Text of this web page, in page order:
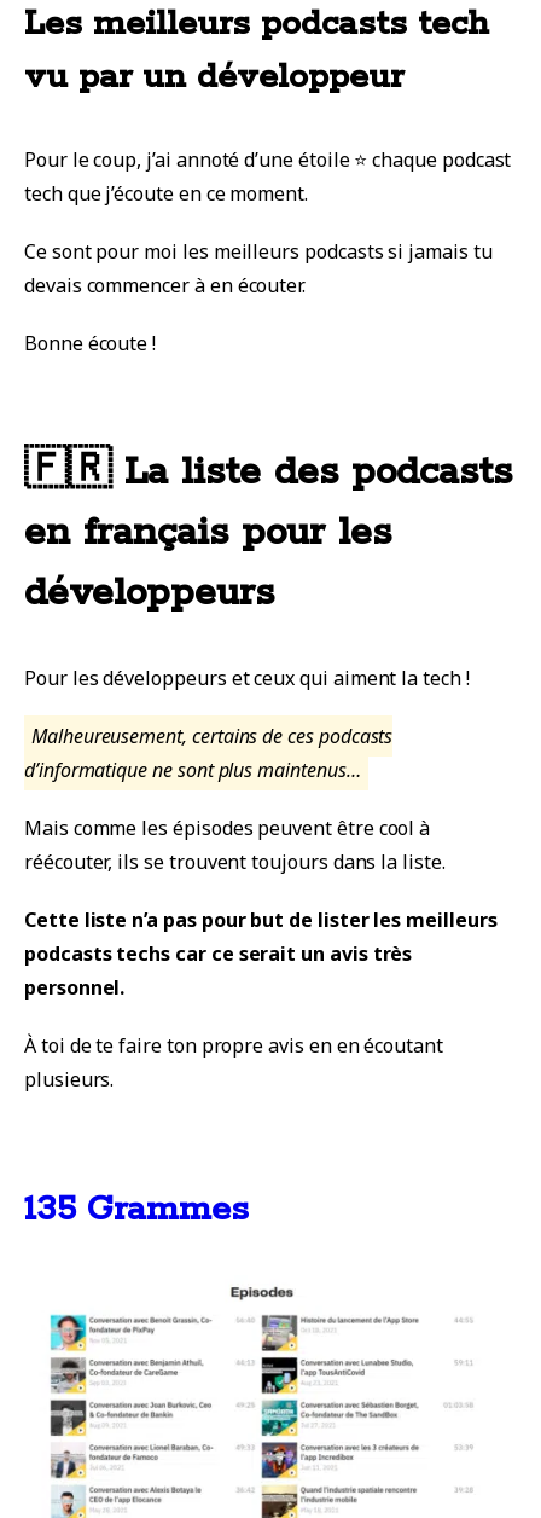
Les meilleurs podcasts tech
vu par un développeur
Pour le coup, j’ai annoté d’une étoile ⭐ chaque podcast
tech que j’écoute en ce moment.
Ce sont pour moi les meilleurs podcasts si jamais tu
devais commencer à en écouter.
Bonne écoute !
🇫🇷 La liste des podcasts
en français pour les
développeurs
Pour les développeurs et ceux qui aiment la tech !
Malheureusement, certains de ces podcasts
d’informatique ne sont plus maintenus…
Mais comme les épisodes peuvent être cool à
réécouter, ils se trouvent toujours dans la liste.
Cette liste n’a pas pour but de lister les meilleurs
podcasts techs car ce serait un avis très
personnel.
À toi de te faire ton propre avis en en écoutant
plusieurs.
135 Grammes